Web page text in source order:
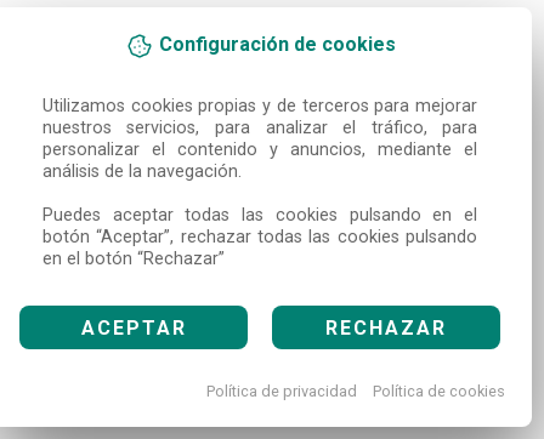
Configuración de cookies
Utilizamos cookies propias y de terceros para mejorar
nuestros servicios, para analizar el tráfico, para
personalizar el contenido y anuncios, mediante el
análisis de la navegación.
Puedes aceptar todas las cookies pulsando en el
botón “Aceptar”, rechazar todas las cookies pulsando
en el botón “Rechazar”
ACEPTAR RECHAZAR
Política de privacidad Política de cookies